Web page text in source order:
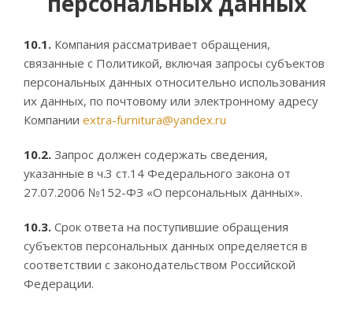
10.1. Компания рассматривает обращения,
связанные с Политикой, включая запросы субъектов
персональных данных относительно использования
их данных, по почтовому или электронному адресу
Компании extra-furnitura@yandex.ru
10.2. Запрос должен содержать сведения,
указанные в ч.3 ст.14 Федерального закона от
27.07.2006 №152-ФЗ «О персональных данных».
10.3. Срок ответа на поступившие обращения
субъектов персональных данных определяется в
соответствии с законодательством Российской
Федерации.